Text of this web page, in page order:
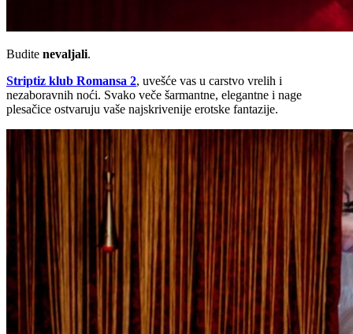
Budite nevaljali.
Striptiz klub Romansa 2, uvešće vas u carstvo vrelih i
nezaboravnih noći. Svako veče šarmantne, elegantne i nage
plesačice ostvaruju vaše najskrivenije erotske fantazije.